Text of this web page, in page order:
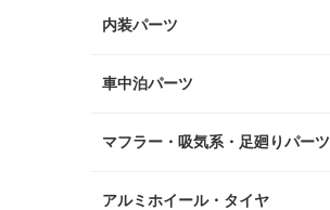
内装パーツ
車中泊パーツ
マフラー・吸気系・足廻りパーツ
アルミホイール・タイヤ